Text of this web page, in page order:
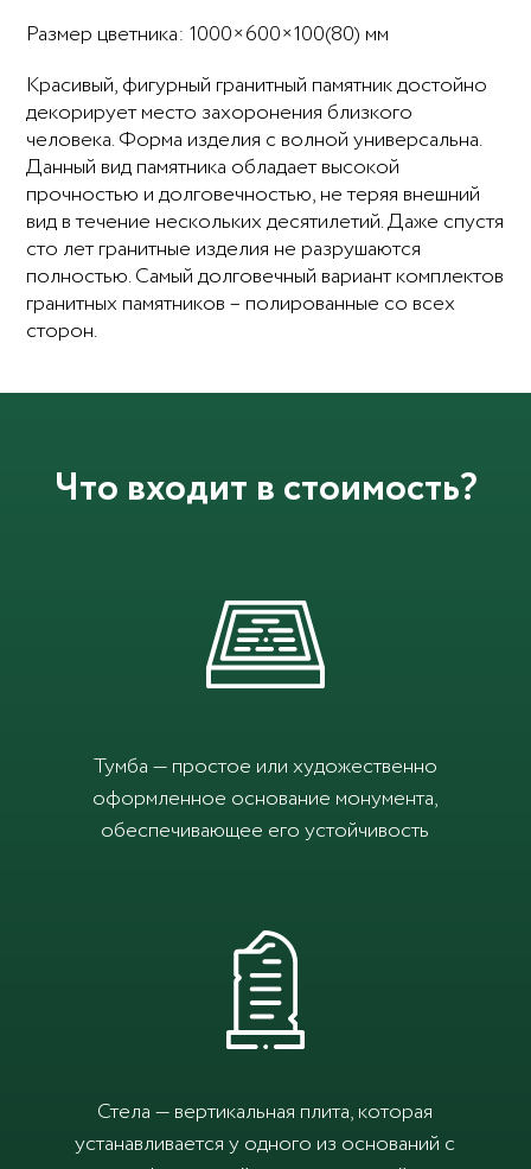
Размер цветника: 1000×600×100(80) мм
Красивый, фигурный гранитный памятник достойно
декорирует место захоронения близкого
человека. Форма изделия с волной универсальна.
Данный вид памятника обладает высокой
прочностью и долговечностью, не теряя внешний
вид в течение нескольких десятилетий. Даже спустя
сто лет гранитные изделия не разрушаются
полностью. Самый долговечный вариант комплектов
гранитных памятников – полированные со всех
сторон.
Что входит в стоимость?
Тумба — простое или художественно
оформленное основание монумента,
обеспечивающее его устойчивость
Стела — вертикальная плита, которая
устанавливается у одного из оснований с